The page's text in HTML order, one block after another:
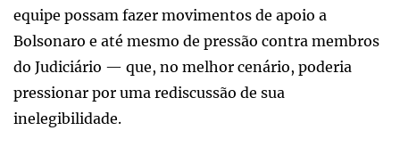
equipe possam fazer movimentos de apoio a
Bolsonaro e até mesmo de pressão contra membros
do Judiciário — que, no melhor cenário, poderia
pressionar por uma rediscussão de sua
inelegibilidade.